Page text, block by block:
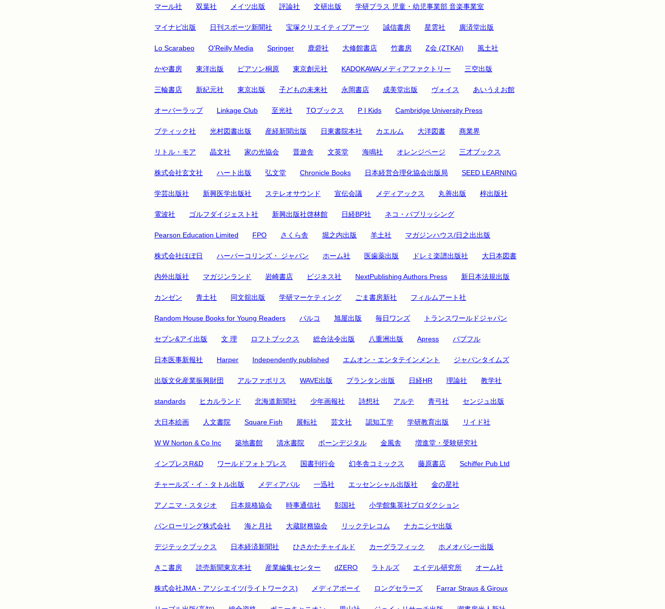
マール社 双葉社 メイツ出版 評論社 文研出版 学研プラス 児童・幼児事業部 音楽事業室
マイナビ出版 日刊スポーツ新聞社 宝塚クリエイティブアーツ 誠信書房 星雲社 廣済堂出版
Lo Scarabeo O'Reilly Media Springer 鹿砦社 大修館書店 竹書房 Z会 (ZTKAI) 風土社
かや書房 東洋出版 ピアソン桐原 東京創元社 KADOKAWA/メディアファクトリー 三空出版
三輪書店 新紀元社 東京出版 子どもの未来社 永岡書店 成美堂出版 ヴォイス あいうえお館
オーバーラップ Linkage Club 至光社 TOブックス P I Kids Cambridge University Press
ブティック社 光村図書出版 産経新聞出版 日東書院本社 カエルム 大洋図書 商業界
リトル・モア 晶文社 家の光協会 晋遊舎 文英堂 海鳴社 オレンジページ 三才ブックス
株式会社玄文社 ハート出版 弘文堂 Chronicle Books 日本経営合理化協会出版局 SEED LEARNING
学芸出版社 新興医学出版社 ステレオサウンド 宣伝会議 メディアックス 丸善出版 梓出版社
電波社 ゴルフダイジェスト社 新興出版社啓林館 日経BP社 ネコ・パブリッシング
Pearson Education Limited FPO さくら舎 堀之内出版 羊土社 マガジンハウス/日之出出版
株式会社ほぼ日 ハーパーコリンズ・ ジャパン ホーム社 医歯薬出版 ドレミ楽譜出版社 大日本図書
内外出版社 マガジンランド 岩崎書店 ビジネス社 NextPublishing Authors Press 新日本法規出版
カンゼン 青土社 同文舘出版 学研マーケティング ごま書房新社 フィルムアート社
Random House Books for Young Readers パルコ 旭屋出版 毎日ワンズ トランスワールドジャパン
セブン&アイ出版 文 理 ロフトブックス 総合法令出版 八重洲出版 Apress パブフル
日本医事新報社 Harper Independently published エムオン・エンタテインメント ジャパンタイムズ
出版文化産業振興財団 アルファポリス WAVE出版 プランタン出版 日経HR 理論社 教学社
standards ヒカルランド 北海道新聞社 少年画報社 詩想社 アルテ 青弓社 センジュ出版
大日本絵画 人文書院 Square Fish 展転社 芸文社 認知工学 学研教育出版 リイド社
W W Norton & Co Inc 築地書館 清水書院 ボーンデジタル 金風舎 増進堂・受験研究社
インプレスR&D ワールドフォトプレス 国書刊行会 幻冬舎コミックス 藤原書店 Schiffer Pub Ltd
チャールズ・イ・タトル出版 メディアパル 一迅社 エッセンシャル出版社 金の星社
アノニマ・スタジオ 日本規格協会 時事通信社 彰国社 小学館集英社プロダクション
パンローリング株式会社 海と月社 大蔵財務協会 リックテレコム ナカニシヤ出版
デジテックブックス 日本経済新聞社 ひさかたチャイルド カーグラフィック ホメオパシー出版
きこ書房 読売新聞東京本社 産業編集センター dZERO ラトルズ エイデル研究所 オーム社
株式会社JMA・アソシエイツ(ライトワークス) メディアボーイ ロングセラーズ Farrar Straus & Giroux